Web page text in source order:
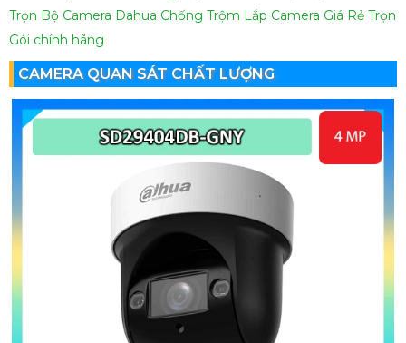
Trọn Bộ Camera Dahua Chống Trộm Lắp Camera Giá Rẻ Trọn
Gói chính hãng
CAMERA QUAN SÁT CHẤT LƯỢNG